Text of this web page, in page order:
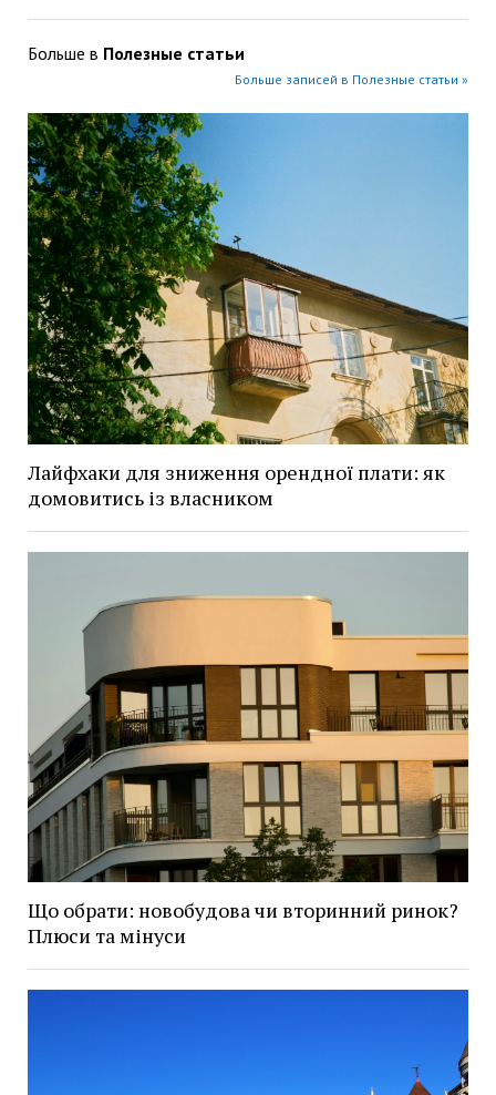
Больше в Полезные статьи
Больше записей в Полезные статьи »
Лайфхаки для зниження орендної плати: як
домовитись із власником
Що обрати: новобудова чи вторинний ринок?
Плюси та мінуси